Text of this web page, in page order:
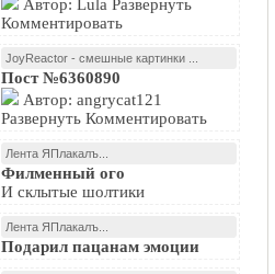
Автор: Lula Развернуть
Комментировать
JoyReactor - смешные картинки ...
Пост №6360890
Автор: angrycat121
Развернуть Комментировать
Лента ЯПлакалъ...
Филменный ого
И склытые шолтики
Лента ЯПлакалъ...
Подарил пацанам эмоции